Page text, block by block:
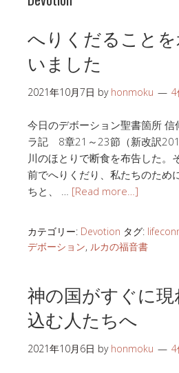
へりくだること
いました
2021年10月7日 by honmoku 4
今日のデボーション聖書箇所
ラ記 8章21～23節（新改訳
川のほとりで断食を布告した。
前でへりくだり、私たちのため
ちと、 … [Read more…]
カテゴリー: Devotion タグ:
デボーション, ルカの福音書
神の国がすぐに
込む人たちへ
2021年10月6日 by honmoku 4